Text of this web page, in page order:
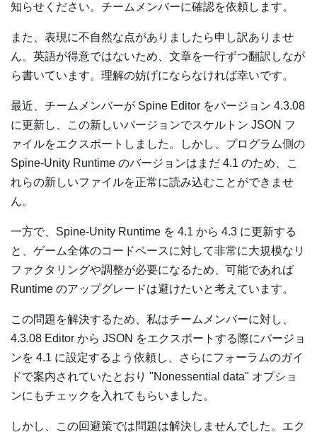
知らせください。チームメンバーに確認を依頼します。
また、表現に不自然な点がありましたら申し訳ありませ
ん。英語が得意ではないため、文章を一行ずつ翻訳しなが
ら書いています。理解の妨げにならなければ幸いです。
最近、チームメンバーが Spine Editor をバージョン 4.3.08
に更新し、この新しいバージョンでスケルトン JSON フ
ァイルをエクスポートしました。しかし、プログラム側の
Spine-Unity Runtime のバージョンはまだ 4.1 のため、こ
れらの新しいファイルを正常に読み込むことができませ
ん。
一方で、Spine-Unity Runtime を 4.1 から 4.3 に更新する
と、ゲーム全体のコードベースに対して非常に大規模なリ
ファクタリングや調整が必要になるため、可能であれば
Runtime のアップグレードは避けたいと考えています。
この問題を解決するため、私はチームメンバーに対し、
4.3.08 Editor から JSON をエクスポートする際にバージョ
ンを 4.1 に設定するよう依頼し、さらにフォーラムのガイ
ドで案内されていたとおり "Nonessential data" オプショ
ンにもチェックを入れてもらいました。
しかし、この回避策では問題は解決しませんでした。エク